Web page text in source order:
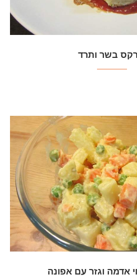
בשר ותרד
אדמה וגזר עם אפונה